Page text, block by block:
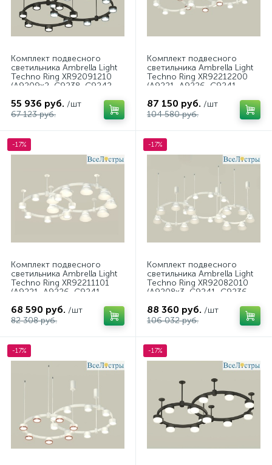
Комплект подвесного
светильника Ambrella Light
Techno Ring XR92091210
(A9209x2, C9238, C9242,
55 936 руб. /шт
67 123 руб.
Комплект подвесного
светильника Ambrella Light
Techno Ring XR92212200
(A9221, A9226, C9241,
N8126, N8112)
87 150 руб. /шт
104 580 руб.
-17%
Комплект подвесного
светильника Ambrella Light
Techno Ring XR92211101
(A9221, A9226, C9241,
68 590 руб. /шт
82 308 руб.
-17%
Комплект подвесного
светильника Ambrella Light
Techno Ring XR92082010
(A9208x3, C9241, C9236,
88 360 руб. /шт
106 032 руб.
-17% -17%